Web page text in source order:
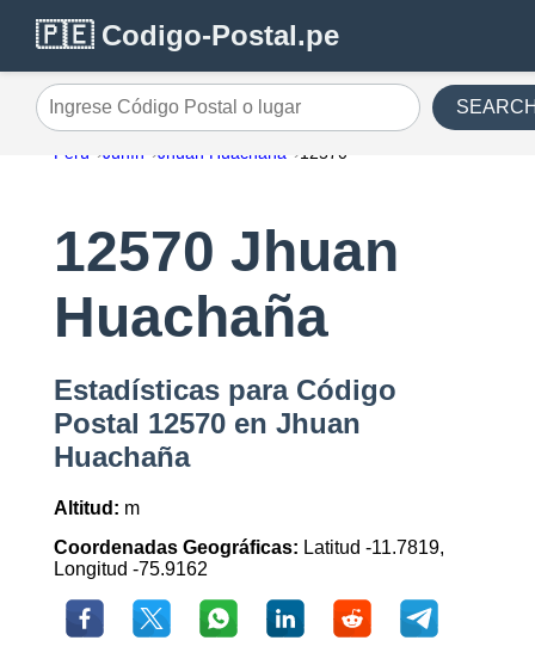
🇵🇪 Codigo-Postal.pe
Ingrese Código Postal o lugar
Perú Junín Jhuan Huachaña 12570
12570 Jhuan
Huachaña
Estadísticas para Código
Postal 12570 en Jhuan
Huachaña
Altitud: m
Coordenadas Geográficas: Latitud -11.7819,
Longitud -75.9162